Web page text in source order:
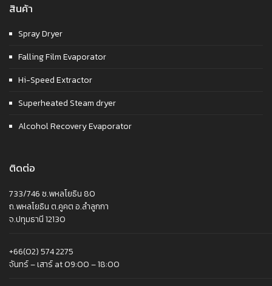
สินค้า
Spray Dryer
Falling Film Evaporator
Hi-Speed Extractor
Superheated Steam dryer
Alcohol Recovery Evaporator
ติดต่อ
733/746 ซ.พหลโยธิน 80
ถ.พหลโยธิน ต.คูคต อ.ลำลูกกา
จ.ปทุมธานี 12130
+66(02) 574 2275
จันทร์ – เสาร์ at 09:00 – 18:00